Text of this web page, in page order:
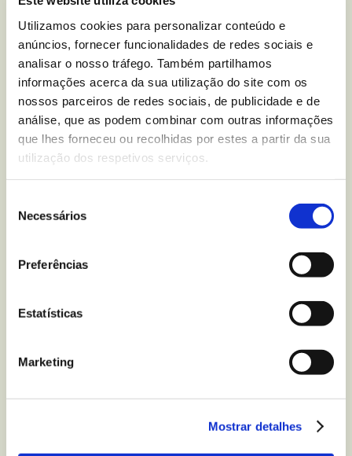
Utilizamos cookies para personalizar conteúdo e
anúncios, fornecer funcionalidades de redes sociais e
analisar o nosso tráfego. Também partilhamos
informações acerca da sua utilização do site com os
nossos parceiros de redes sociais, de publicidade e de
análise, que as podem combinar com outras informações
que lhes forneceu ou recolhidas por estes a partir da sua
utilização dos respetivos serviços.
Necessários
Preferências
Estatísticas
Marketing
Mostrar detalhes
Você tem alguma dúvida
nutricional sobreBolachas
Twins Sandwich Chocolate
Branco?
Mais recentes